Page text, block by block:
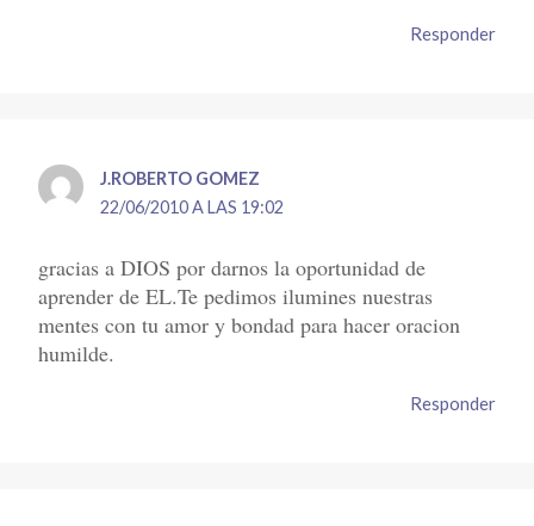
Responder
J.ROBERTO GOMEZ
22/06/2010 A LAS 19:02
gracias a DIOS por darnos la oportunidad de
aprender de EL.Te pedimos ilumines nuestras
mentes con tu amor y bondad para hacer oracion
humilde.
Responder